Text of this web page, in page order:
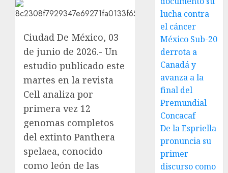
Ciudad De México, 03
de junio de 2026.- Un
estudio publicado este
martes en la revista
Cell analiza por
primera vez 12
genomas completos
del extinto Panthera
spelaea, conocido
como león de las
lucha contra
el cáncer
México Sub-20
derrota a
Canadá y
avanza a la
final del
Premundial
Concacaf
De la Espriella
pronuncia su
primer
discurso como